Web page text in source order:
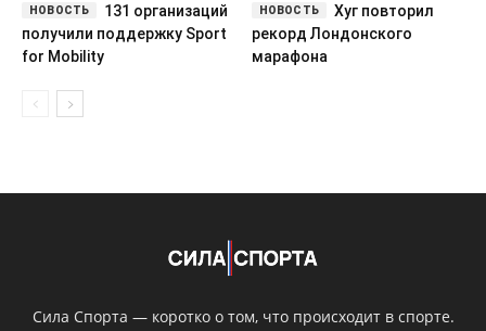
131 организаций
получили поддержку Sport
for Mobility
Хуг повторил
рекорд Лондонского
марафона
Сила Спорта — коротко о том, что происходит в спорте.